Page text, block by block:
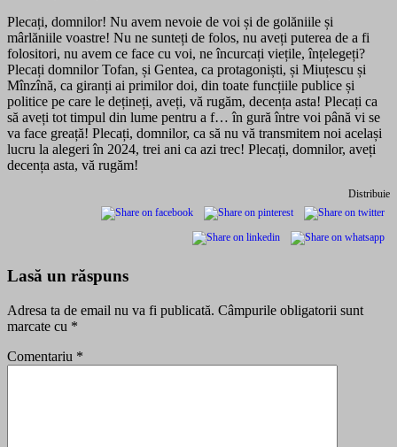
Plecați, domnilor! Nu avem nevoie de voi și de golăniile și
mârlăniile voastre! Nu ne sunteți de folos, nu aveți puterea de a fi
folositori, nu avem ce face cu voi, ne încurcați viețile, înțelegeți?
Plecați domnilor Tofan, și Gentea, ca protagoniști, și Miuțescu și
Mînzînă, ca giranți ai primilor doi, din toate funcțiile publice și
politice pe care le dețineți, aveți, vă rugăm, decența asta! Plecați ca
să aveți tot timpul din lume pentru a f… în gură între voi până vi se
va face greață! Plecați, domnilor, ca să nu vă transmitem noi același
lucru la alegeri în 2024, trei ani ca azi trec! Plecați, domnilor, aveți
decența asta, vă rugăm!
Distribuie
Lasă un răspuns
Adresa ta de email nu va fi publicată. Câmpurile obligatorii sunt
marcate cu *
Comentariu *